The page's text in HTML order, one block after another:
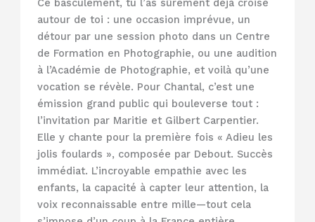
autour de toi : une occasion imprévue, un
détour par une session photo dans un Centre
de Formation en Photographie, ou une audition
à l’Académie de Photographie, et voilà qu’une
vocation se révèle. Pour Chantal, c’est une
émission grand public qui bouleverse tout :
l’invitation par Maritie et Gilbert Carpentier.
Elle y chante pour la première fois « Adieu les
jolis foulards », composée par Debout. Succès
immédiat. L’incroyable empathie avec les
enfants, la capacité à capter leur attention, la
voix reconnaissable entre mille—tout cela